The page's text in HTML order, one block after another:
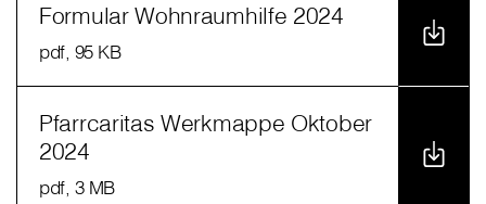
Formular Wohnraumhilfe 2024
pdf, 95 KB
Pfarrcaritas Werkmappe Oktober
2024
pdf, 3 MB